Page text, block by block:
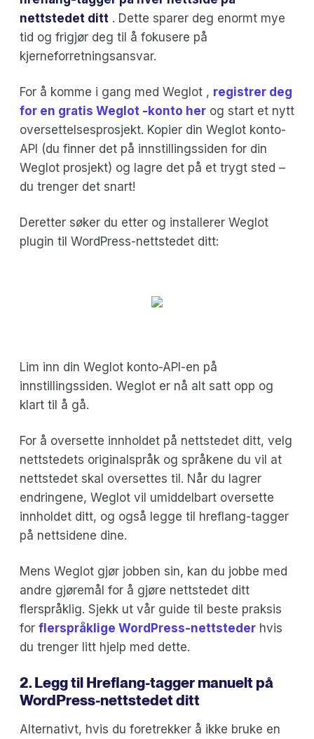
nettstedet ditt . Dette sparer deg enormt mye
tid og frigjør deg til å fokusere på
kjerneforretningsansvar.
For å komme i gang med Weglot , registrer deg
for en gratis Weglot -konto her og start et nytt
oversettelsesprosjekt. Kopier din Weglot konto-
API (du finner det på innstillingssiden for din
Weglot prosjekt) og lagre det på et trygt sted –
du trenger det snart!
Deretter søker du etter og installerer Weglot
plugin til WordPress-nettstedet ditt:
Lim inn din Weglot konto-API-en på
innstillingssiden. Weglot er nå alt satt opp og
klart til å gå.
For å oversette innholdet på nettstedet ditt, velg
nettstedets originalspråk og språkene du vil at
nettstedet skal oversettes til. Når du lagrer
endringene, Weglot vil umiddelbart oversette
innholdet ditt, og også legge til hreflang-tagger
på nettsidene dine.
Mens Weglot gjør jobben sin, kan du jobbe med
andre gjøremål for å gjøre nettstedet ditt
flerspråklig. Sjekk ut vår guide til beste praksis
for flerspråklige WordPress-nettsteder hvis
du trenger litt hjelp med dette.
2. Legg til Hreflang-tagger manuelt på
WordPress-nettstedet ditt
Alternativt, hvis du foretrekker å ikke bruke en